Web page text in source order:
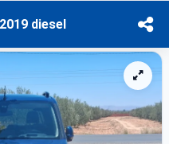
diesel